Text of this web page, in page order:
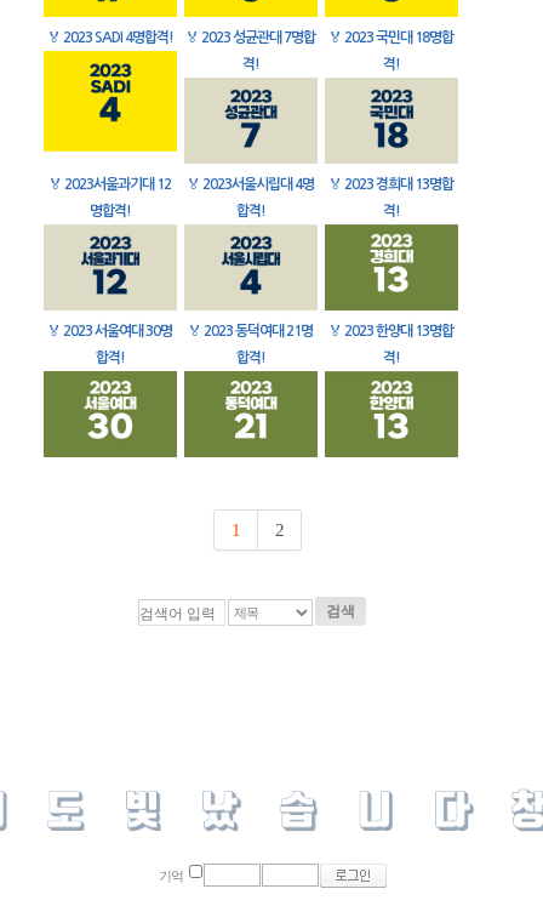
🏅 2023 SADI 4명합격! 🏅 2023 성균관대 7명합
격!
🏅 2023 국민대 18명합
격!
🏅 2023서울과기대 12
명합격!
🏅 2023서울시립대 4명
합격!
🏅 2023 경희대 13명합
격!
🏅 2023 서울여대 30명
합격!
🏅 2023 동덕여대 21명
합격!
🏅 2023 한양대 13명합
격!
1 2
검색
기억